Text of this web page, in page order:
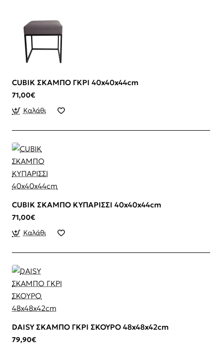
CUBIK ΣΚΑΜΠΟ ΓΚΡΙ 40x40x44cm
71,00€
Καλάθι
CUBIK ΣΚΑΜΠΟ ΚΥΠΑΡΙΣΣΙ 40x40x44cm
71,00€
Καλάθι
DAISY ΣΚΑΜΠΟ ΓΚΡΙ ΣΚΟΥΡΟ 48x48x42cm
79,90€